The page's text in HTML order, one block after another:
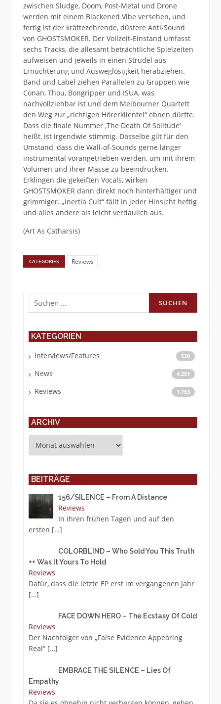
zwischen Sludge, Doom, Post-Metal und Drone
werden mit einem Blackened Vibe versehen, und
fertig ist der kräftezehrende, düstere Anti-Sound
von GHOSTSMOKER. Der Vollzeit-Einstand umfasst
sechs Tracks, die allesamt beträchtliche Spielzeiten
aufweisen und jeweils in einen Strudel aus
Ernüchterung und Ausweglosigkeit herabziehen.
Band und Label ziehen Parallelen zu Gruppen wie
Conan, Thou, Bongripper und ISUA, was
nachvollziehbar ist und dem Melbourner Quartett
den Weg zur „richtigen Hörerklientel“ ebnen dürfte.
Dass die finale Nummer ,The Death Of Solitude‘
heißt, ist irgendwie stimmig. Dasselbe gilt für den
Umstand, dass die Wall-of-Sounds gerne länger
instrumental vorangetrieben werden, um mit ihrem
Volumen und ihrer Masse zu beeindrucken.
Erklingen die gekeiften Vocals, wirken
GHOSTSMOKER dann direkt noch hinterhältiger und
grimmiger. „Inertia Cult“ fällt in jeder Hinsicht heftig
und alles andere als leicht verdaulich aus.
(Art As Catharsis)
CATEGORIES Reviews
Suchen
nach:
KATEGORIEN
Interviews/Features 520
News 4.251
Reviews 1.753
ARCHIV
BEITRÄGE
156/SILENCE – From A Distance
Reviews
In ihren frühen Tagen und auf den
ersten […]
COLORBLIND – Who Sold You This Truth
++ Was It Yours To Hold
Reviews
Dafür, dass die letzte EP erst im vergangenen Jahr
[…]
FACE DOWN HERO – The Ecstasy Of Cold
Reviews
Der Nachfolger von „False Evidence Appearing
Real“ […]
EMBRACE THE SILENCE – Lies Of
Empathy
Reviews